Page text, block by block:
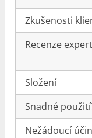
Zkušenosti
Recenze
Složení
Snadné
Nežádoucí